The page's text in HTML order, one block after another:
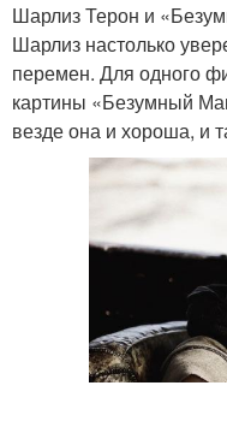
Шарлиз Терон и
Шарлиз настолько
перемен. Для одного
картины «Безумный
везде она и хороша, и